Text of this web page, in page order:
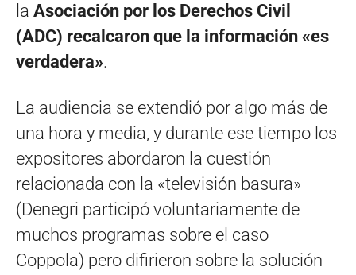
la Asociación por los Derechos Civil
(ADC) recalcaron que la información «es
verdadera».
La audiencia se extendió por algo más de
una hora y media, y durante ese tiempo los
expositores abordaron la cuestión
relacionada con la «televisión basura»
(Denegri participó voluntariamente de
muchos programas sobre el caso
Coppola) pero difirieron sobre la solución